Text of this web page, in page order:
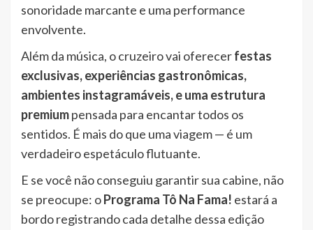
sonoridade marcante e uma performance
envolvente.
Além da música, o cruzeiro vai oferecerfestas
exclusivas, experiências gastronômicas,
ambientes instagramáveis, e uma estrutura
premiumpensada para encantar todos os
sentidos. É mais do que uma viagem — é um
verdadeiro espetáculo flutuante.
E se você não conseguiu garantir sua cabine, não
se preocupe: oPrograma Tô Na Fama! estará a
bordo registrando cada detalhe dessa edição